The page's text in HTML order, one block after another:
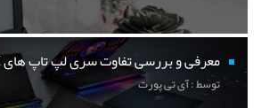
معرفی و بررسی تفاوت سری لپ تاپ های MSI
توسط : آی تی پورت